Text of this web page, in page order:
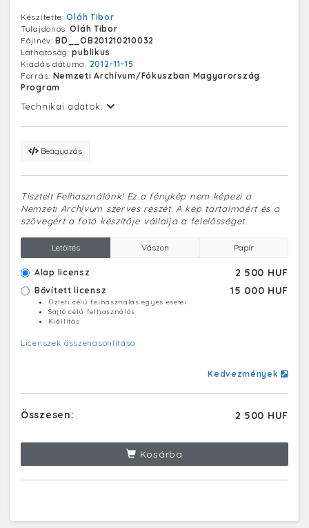
frissülhetnek.)
Készítette:Oláh Tibor
Tulajdonos:Oláh Tibor
Fájlnév:BD__OB201210210032
Láthatóság:publikus
Kiadás dátuma: 2012-11-15
Forrás: Nemzeti Archívum/Fókuszban Magyarország
Program
Technikai adatok:
Beágyazás
Tisztelt Felhasználónk! Ez a fénykép nem képezi a
Nemzeti Archívum szerves részét. A kép tartalmáért és a
szövegért a fotó készítője vállalja a felelősséget.
Letöltés Vászon Papír
Alap licensz 2 500 HUF
Bővített licensz 15 000 HUF
Üzleti célú felhasználás egyes esetei
Sajtó célú felhasználás
Kiállítás
Licenszek összehasonlítása
Kedvezmények
Összesen: 2 500 HUF
Kosárba